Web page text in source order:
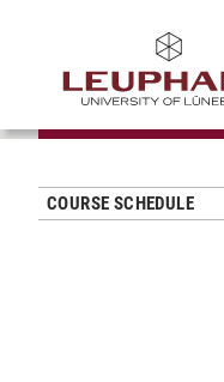
COURSE SCHEDULE